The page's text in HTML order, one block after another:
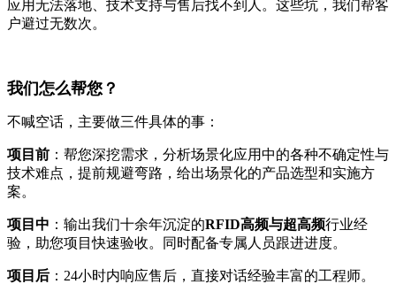
应用无法落地、技术支持与售后找不到人。这些坑，我们帮客
户避过无数次。
我们怎么帮您？
不喊空话，主要做三件具体的事：
项目前 ：帮您深挖需求，分析场景化应用中的各种不确定性与
技术难点，提前规避弯路，给出场景化的产品选型和实施方
案。
项目中 ：输出我们十余年沉淀的RFID高频与超高频行业经
验，助您项目快速验收。同时配备专属人员跟进进度。
项目后 ：24小时内响应售后，直接对话经验丰富的工程师。